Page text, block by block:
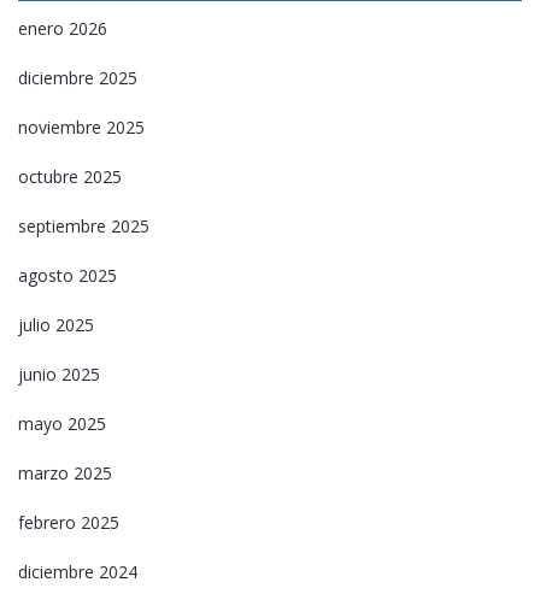
enero 2026
diciembre 2025
noviembre 2025
octubre 2025
septiembre 2025
agosto 2025
julio 2025
junio 2025
mayo 2025
marzo 2025
febrero 2025
diciembre 2024